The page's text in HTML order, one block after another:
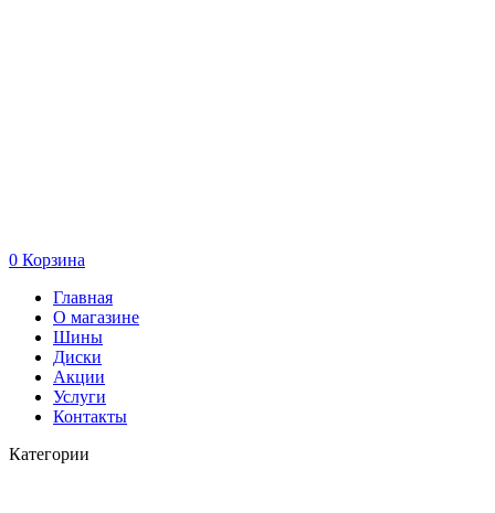
0 Корзина
Главная
О магазине
Шины
Диски
Акции
Услуги
Контакты
Категории